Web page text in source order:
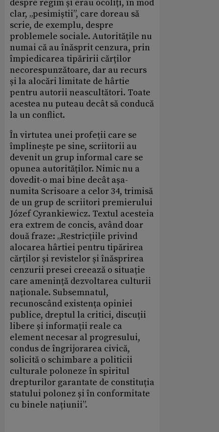
despre regim și erau ocoliți, în mod
clar, „pesimiștii”, care doreau să
scrie, de exemplu, despre
problemele sociale. Autoritățile nu
numai că au înăsprit cenzura, prin
împiedicarea tipăririi cărților
necorespunzătoare, dar au recurs
și la alocări limitate de hârtie
pentru autorii neascultători. Toate
acestea nu puteau decât să conducă
la un conflict.
În virtutea unei profeții care se
împlinește pe sine, scriitorii au
devenit un grup informal care se
opunea autorităților. Nimic nu a
dovedit-o mai bine decât așa-
numita Scrisoare a celor 34, trimisă
de un grup de scriitori premierului
Józef Cyrankiewicz. Textul acesteia
era extrem de concis, având doar
două fraze: „Restricțiile privind
alocarea hârtiei pentru tipărirea
cărților și revistelor și înăsprirea
cenzurii presei creează o situație
care amenință dezvoltarea culturii
naționale. Subsemnatul,
recunoscând existența opiniei
publice, dreptul la critici, discuții
libere și informații reale ca
element necesar al progresului,
condus de îngrijorarea civică,
solicită o schimbare a politicii
culturale poloneze în spiritul
drepturilor garantate de constituția
statului polonez și în conformitate
cu binele națiunii”.